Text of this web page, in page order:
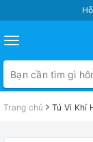
Toggle
navigation
Trang chủ Tủ Vi Khí